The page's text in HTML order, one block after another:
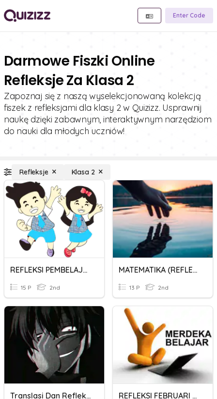
Enter Code
Darmowe Fiszki Online
Refleksje Za Klasa 2
Zapoznaj się z naszą wyselekcjonowaną kolekcją
fiszek z refleksjami dla klasy 2 w Quizizz. Usprawnij
naukę dzięki zabawnym, interaktywnym narzędziom
do nauki dla młodych uczniów!
Refleksje Klasa 2
REFLEKSI PEMBELAJARAN
15 P 2nd
MATEMATIKA (REFLEKSI)
13 P 2nd
Translasi Dan Refleksi REFLEKSI FEBRUARI 2023